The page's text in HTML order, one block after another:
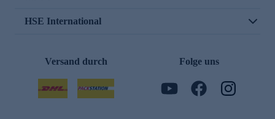
HSE International
Versand durch Folge uns